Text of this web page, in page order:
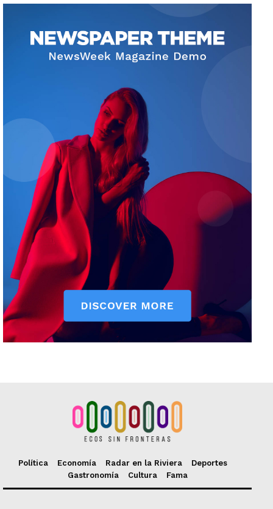
Política Economía Radar en la Riviera
Deportes
Gastronomía
Cultura Fama